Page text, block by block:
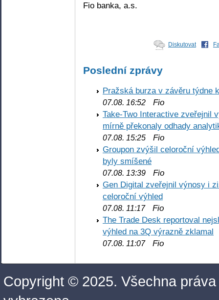
Fio banka, a.s.
Diskutovat
Poslední zprávy
Pražská burza v závěru týdne
07.08. 16:52 Fio
Take-Two Interactive zveřejnil
mírně překonaly odhady
07.08. 15:25 Fio
Groupon zvýšil celoroční
byly smíšené
07.08. 13:39 Fio
Gen Digital zveřejnil výnosy i
celoroční výhled
07.08. 11:17Fio
The Trade Desk reportoval
výhled na 3Q výrazně zklamal
07.08. 11:07Fio
Copyright © 2025. Všechna práva